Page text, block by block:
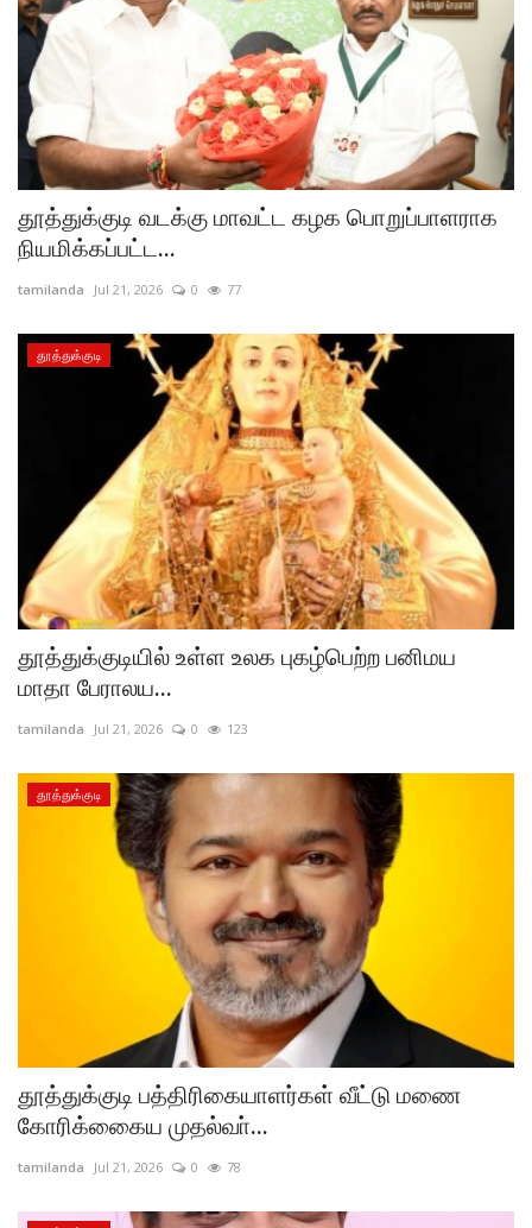
தூத்துக்குடி வடக்கு மாவட்ட கழக பொறுப்பாளராக
நியமிக்கப்பட்ட...
tamilanda Jul 21, 2026 0 77
தூத்துக்குடி
தூத்துக்குடியில் உள்ள உலக புகழ்பெற்ற பனிமய
மாதா பேராலய...
tamilanda Jul 21, 2026 0 123
தூத்துக்குடி
தூத்துக்குடி பத்திரிகையாளர்கள் வீட்டு மணை
கோரிக்கைைய முதல்வா்...
tamilanda Jul 21, 2026 0 78